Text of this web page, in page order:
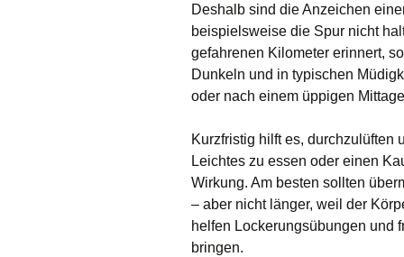
Deshalb sind die Anzeichen
beispielsweise die Spur nicht
gefahrenen Kilometer erinnert,
Dunkeln und in typischen
oder nach einem üppigen
Kurzfristig hilft es, durchzulüften
Leichtes zu essen oder einen
Wirkung. Am besten sollten
– aber nicht länger, weil der
helfen Lockerungsübungen und
bringen.